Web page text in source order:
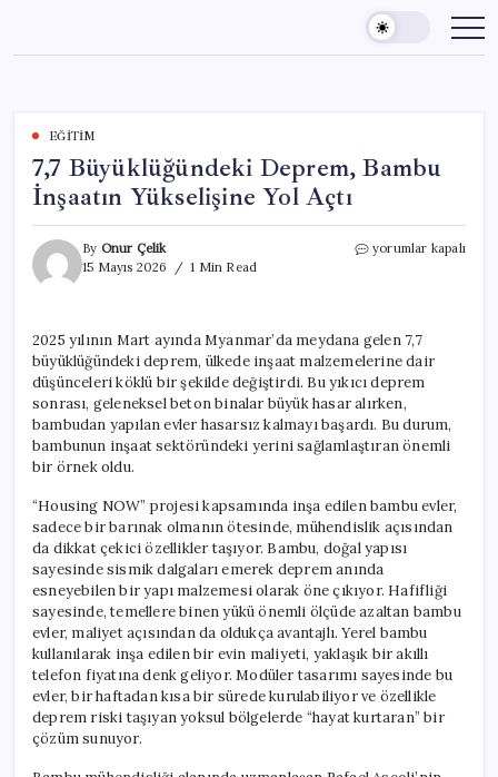
content
EĞITIM
7,7 Büyüklüğündeki Deprem, Bambu
İnşaatın Yükselişine Yol Açtı
By Onur Çelik
15 Mayıs 2026
1 Min Read
7,7
Yükselişine
Yol
Açtı
için
yorumlar kapalı
2025 yılının Mart ayında Myanmar’da meydana gelen 7,7
büyüklüğündeki deprem, ülkede inşaat malzemelerine dair
düşünceleri köklü bir şekilde değiştirdi. Bu yıkıcı deprem
sonrası, geleneksel beton binalar büyük hasar alırken,
bambudan yapılan evler hasarsız kalmayı başardı. Bu durum,
bambunun inşaat sektöründeki yerini sağlamlaştıran önemli
bir örnek oldu.
“Housing NOW” projesi kapsamında inşa edilen bambu evler,
sadece bir barınak olmanın ötesinde, mühendislik açısından
da dikkat çekici özellikler taşıyor. Bambu, doğal yapısı
sayesinde sismik dalgaları emerek deprem anında
esneyebilen bir yapı malzemesi olarak öne çıkıyor. Hafifliği
sayesinde, temellere binen yükü önemli ölçüde azaltan bambu
evler, maliyet açısından da oldukça avantajlı. Yerel bambu
kullanılarak inşa edilen bir evin maliyeti, yaklaşık bir akıllı
telefon fiyatına denk geliyor. Modüler tasarımı sayesinde bu
evler, bir haftadan kısa bir sürede kurulabiliyor ve özellikle
deprem riski taşıyan yoksul bölgelerde “hayat kurtaran” bir
çözüm sunuyor.